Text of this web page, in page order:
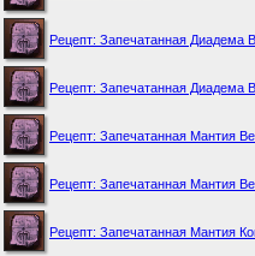
Рецепт: Запечатанная Диадема
Рецепт: Запечатанная Диадема
Рецепт: Запечатанная Мантия
Рецепт: Запечатанная Мантия
Рецепт: Запечатанная Мантия